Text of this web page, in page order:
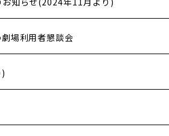
場利用者懇談会